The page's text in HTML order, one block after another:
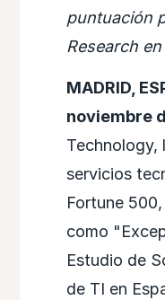
puntuación
Research
MADRID,
noviembre
Technology,
servicios
Fortune
como
Estudio de
de TI en